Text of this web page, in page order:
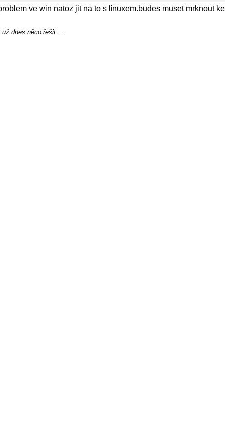
ve win natoz jit na to s linuxem.budes muset mrknout ke
dnes něco řešit ....